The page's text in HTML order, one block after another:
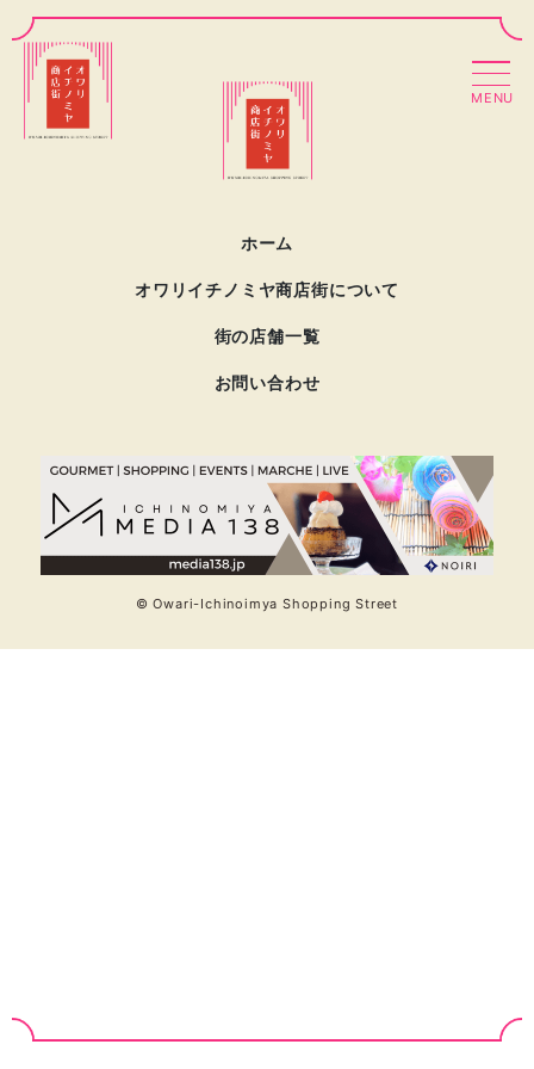
MENU
ホーム
オワリイチノミヤ商店街について
街の店舗一覧
お問い合わせ
© Owari-Ichinoimya Shopping Street